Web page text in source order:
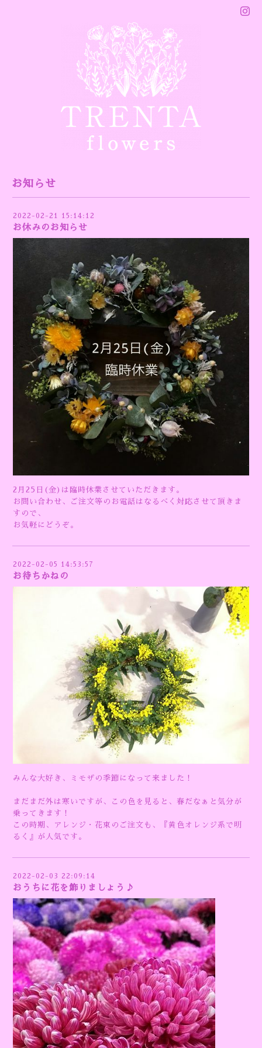
お知らせ
2022-02-21 15:14:12
お休みのお知らせ
2月25日(金)は臨時休業させていただきます。
お問い合わせ、ご注文等のお電話はなるべく対応させて頂きま
すので、
お気軽にどうぞ。
2022-02-05 14:53:57
お待ちかねの
みんな大好き、ミモザの季節になって来ました！
まだまだ外は寒いですが、この色を見ると、春だなぁと気分が
乗ってきます！
この時期、アレンジ・花束のご注文も、『黄色オレンジ系で明
るく』が人気です。
2022-02-03 22:09:14
おうちに花を飾りましょう♪